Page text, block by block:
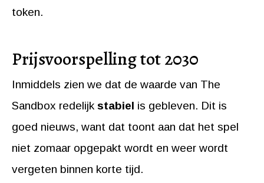
token.
Prijsvoorspelling tot 2030
Inmiddels zien we dat de waarde van The
Sandbox redelijk stabiel is gebleven. Dit is
goed nieuws, want dat toont aan dat het spel
niet zomaar opgepakt wordt en weer wordt
vergeten binnen korte tijd.